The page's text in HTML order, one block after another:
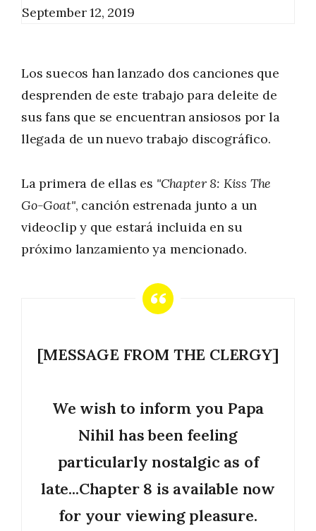
September 12, 2019
Los suecos han lanzado dos canciones que
desprenden de este trabajo para deleite de
sus fans que se encuentran ansiosos por la
llegada de un nuevo trabajo discográfico.
La primera de ellas es "Chapter 8: Kiss The
Go-Goat", canción estrenada junto a un
videoclip y que estará incluida en su
próximo lanzamiento ya mencionado.
[MESSAGE FROM THE CLERGY]
We wish to inform you Papa
Nihil has been feeling
particularly nostalgic as of
late...Chapter 8 is available now
for your viewing pleasure.